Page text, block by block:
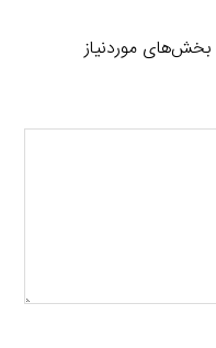
بخش‌های موردنیاز